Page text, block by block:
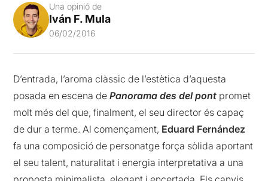
Una opinió de
Iván F. Mula
06/02/2016
D’entrada, l’aroma clàssic de l’estètica d’aquesta
posada en escena dePanorama des del pont promet
molt més del que, finalment, el seu director és capaç
de dur a terme. Al començament, Eduard Fernández
fa una composició de personatge força sòlida aportant
el seu talent, naturalitat i energia interpretativa a una